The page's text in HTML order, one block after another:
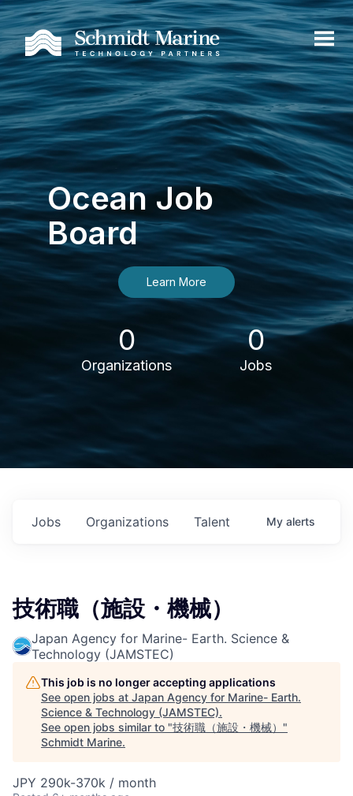
Ocean Job
Board
Learn More
0
Organizations
0
Jobs
Jobs Organizations Talent My alerts
技術職（施設・機械）
Japan Agency for Marine- Earth. Science &
Technology (JAMSTEC)
This job is no longer accepting applications
See open jobs at Japan Agency for Marine- Earth.
Science & Technology (JAMSTEC).
See open jobs similar to "技術職（施設・機械） "
Schmidt Marine.
JPY 290k-370k / month